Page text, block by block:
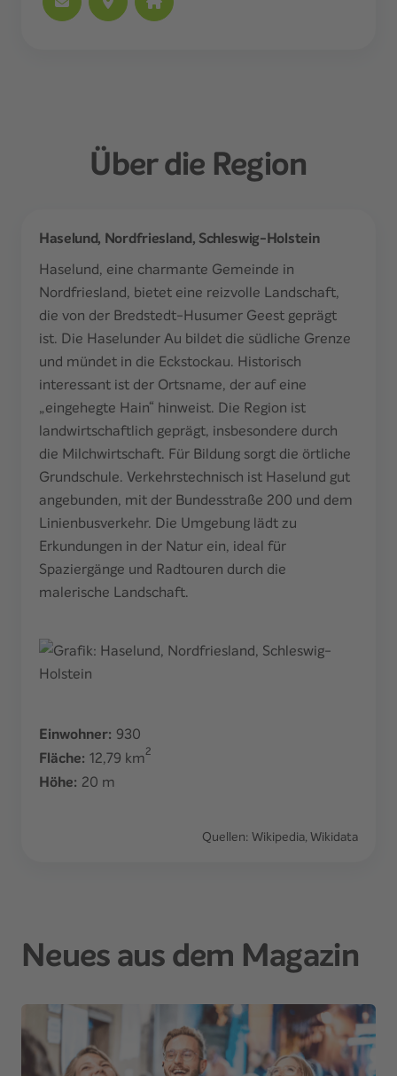
Über die Region
Haselund, Nordfriesland, Schleswig-Holstein
Haselund, eine charmante Gemeinde in
Nordfriesland, bietet eine reizvolle Landschaft,
die von der Bredstedt-Husumer Geest geprägt
ist. Die Haselunder Au bildet die südliche Grenze
und mündet in die Eckstockau. Historisch
interessant ist der Ortsname, der auf eine
„eingehegte Hain“ hinweist. Die Region ist
landwirtschaftlich geprägt, insbesondere durch
die Milchwirtschaft. Für Bildung sorgt die örtliche
Grundschule. Verkehrstechnisch ist Haselund gut
angebunden, mit der Bundesstraße 200 und dem
Linienbusverkehr. Die Umgebung lädt zu
Erkundungen in der Natur ein, ideal für
Spaziergänge und Radtouren durch die
malerische Landschaft.
Einwohner: 930
Fläche: 12,79 km2
Höhe: 20 m
Quellen: Wikipedia, Wikidata
Neues aus dem Magazin